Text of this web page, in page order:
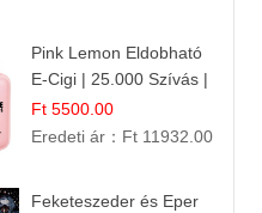
Pink Lemon Eldobható
E-Cigi | 25.000 Szívás |
Rózsaszín Citrom Íz
Ft 5500.00
Eredeti ár： Ft 11932.00
Feketeszeder és Eper